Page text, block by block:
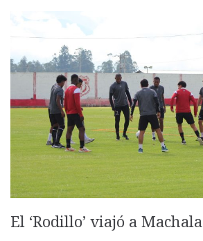
El ‘Rodillo’ viajó a Machala